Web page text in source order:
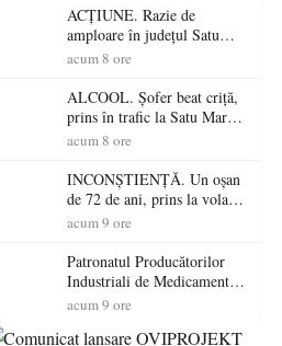
RTP?
ACȚIUNE. Razie de
amploare în județul Satu
Mare! Polițiștii au dat sute
șoferi fără permis într-o
singură zi
acum 8 ore
ALCOOL. Șofer beat criță,
prins în trafic la Satu Mare!
Alcoolemie uriașă
acum 8 ore
INCONȘTIENȚĂ. Un oșan
de 72 de ani, prins la volan
fără permis! Polițiștii l-au
acum 9 ore
Patronatul Producătorilor
Industriali de Medicamente
din România (PRIMER):
energie electrică a fabricilor
acum 9 ore